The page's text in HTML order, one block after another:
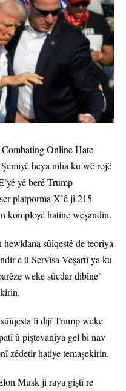
Online Hate
heya niha ku wê rojê
yê berê Trump
platporma X’ê ji 215
komployê hatine weşandin.
sûîqestê de teoriya
e û Servîsa Veşartî ya ku
weke sûcdar dibîne’
li dijî Trump weke
û piştevaniya gel bi nav
zêdetir hatiye temaşekirin.
Musk ji raya giştî re